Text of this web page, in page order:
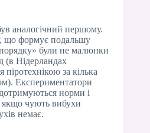
аналогічний першому.
що формує подальшу
були не малюнки
(в Нідерландах
за кілька
Експериментатори
норми і
якщо чують вибухи
немає.